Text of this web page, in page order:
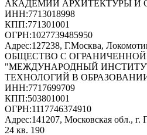
АКАДЕМИИ АРХИТЕКТУРЫ И
ИНН:7713018998
КПП:771301001
ОГРН:1027739485950
Адрес:127238, Г.Москва,
ОБЩЕСТВО С
"МЕЖДУНАРОДНЫЙ
ТЕХНОЛОГИЙ В
ИНН:7717699709
КПП:503801001
ОГРН:1117746374910
Адрес:141207, Московская обл.,
24 кв. 190